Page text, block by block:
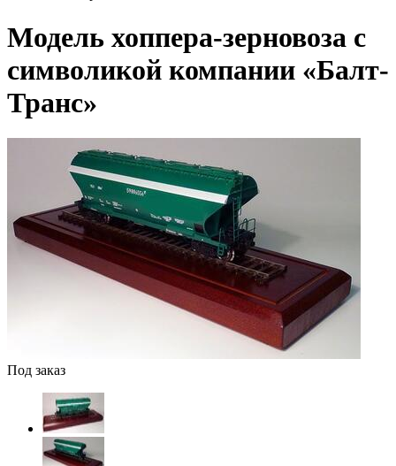
Модель хоппера-зерновоза с
символикой компании «Балт-
Транс»
Под заказ